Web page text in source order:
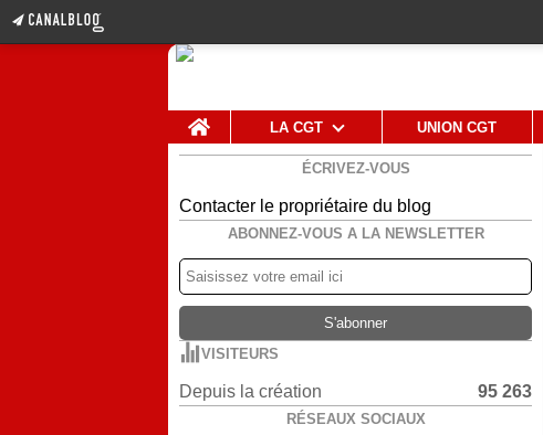
Home
LA CGT UNION CGT
ÉCRIVEZ-VOUS
Contacter le propriétaire du blog
ABONNEZ-VOUS A LA NEWSLETTER
VISITEURS
Depuis la création 95 263
RÉSEAUX SOCIAUX